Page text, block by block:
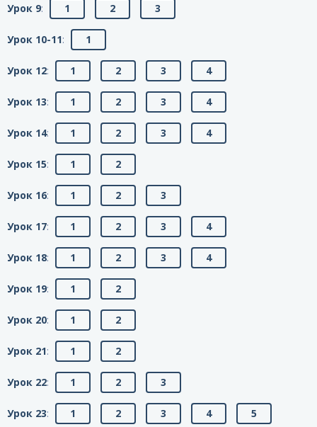
Урок 9: 1 2 3
Урок 10-11: 1
Урок 12: 1 2 3 4
Урок 13: 1 2 3 4
Урок 14: 1 2 3 4
Урок 15: 1 2
Урок 16: 1 2 3
Урок 17: 1 2 3 4
Урок 18: 1 2 3 4
Урок 19: 1 2
Урок 20: 1 2
Урок 21: 1 2
Урок 22: 1 2 3
Урок 23: 1 2 3 4 5